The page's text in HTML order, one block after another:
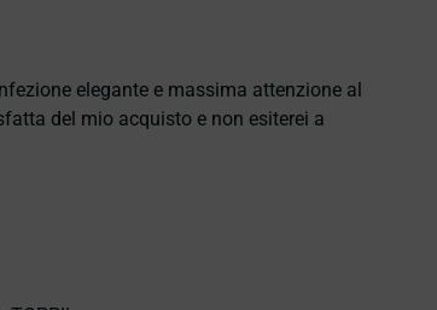
elegante e massima attenzione al
del mio acquisto e non esiterei a